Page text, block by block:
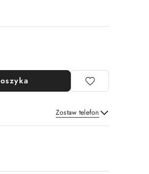
Zostaw telefon
Wyślij